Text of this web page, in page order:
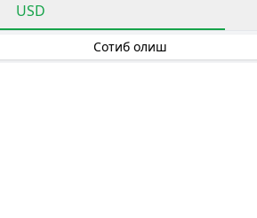
USD
Сотиб олиш